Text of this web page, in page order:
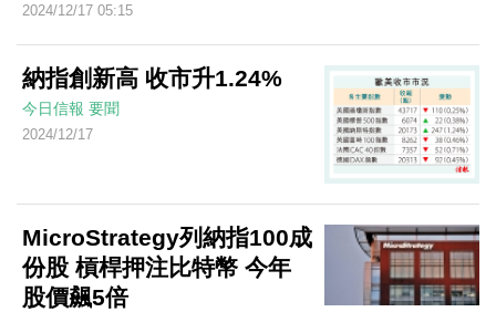
2024/12/17 05:15
納指創新高 收市升1.24%
今日信報 要聞
2024/12/17
MicroStrategy列納指100成
份股 槓桿押注比特幣 今年
股價飆5倍